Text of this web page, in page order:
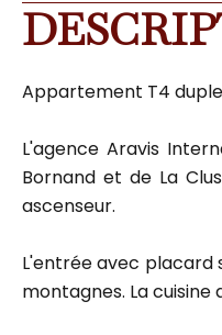
Appartement T4
L'agence Aravis
Bornand et de La
ascenseur.
L'entrée avec placard
montagnes. La